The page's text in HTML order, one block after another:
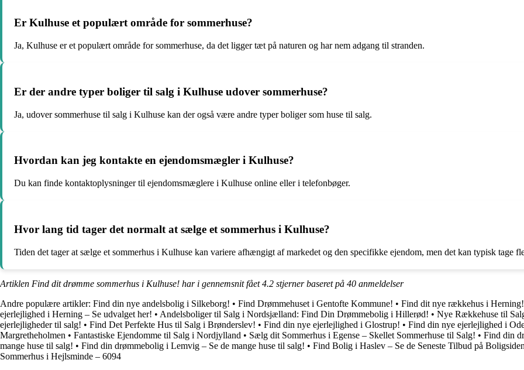
Er Kulhuse et populært område for sommerhuse?
Ja, Kulhuse er et populært område for sommerhuse, da det ligger tæt på naturen og har nem adgang til stranden.
Er der andre typer boliger til salg i Kulhuse udover sommerhuse?
Ja, udover sommerhuse til salg i Kulhuse kan der også være andre typer boliger som huse til salg.
Hvordan kan jeg kontakte en ejendomsmægler i Kulhuse?
Du kan finde kontaktoplysninger til ejendomsmæglere i Kulhuse online eller i telefonbøger.
Hvor lang tid tager det normalt at sælge et sommerhus i Kulhuse?
Tiden det tager at sælge et sommerhus i Kulhuse kan variere afhængigt af markedet og den specifikke ejendom, men det kan typisk tage
Artiklen Find dit drømme sommerhus i Kulhuse! har i gennemsnit fået4.2 stjerner baseret på 40 anmeldelser
Andre populære artikler: Find din nye andelsbolig i Silkeborg! • Find Drømmehuset i Gentofte Kommune! • Find dit nye rækkehus i Herning!
ejerlejlighed i Herning – Se udvalget her! • Andelsboliger til Salg i Nordsjælland: Find Din Drømmebolig i Hillerød! • Nye Rækkehuse til
ejerlejligheder til salg! • Find Det Perfekte Hus til Salg i Brønderslev! • Find din nye ejerlejlighed i Glostrup! • Find din nye ejerlejlighed i
Margretheholmen • Fantastiske Ejendomme til Salg i Nordjylland • Sælg dit Sommerhus i Egense – Skellet Sommerhuse til Salg! • Find din
mange huse til salg! • Find din drømmebolig i Lemvig – Se de mange huse til salg! • Find Bolig i Haslev – Se de Seneste Tilbud på
Sommerhus i Hejlsminde – 6094